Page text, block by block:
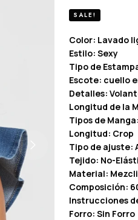
SALE!
Color: Lavado
Estilo: Sexy
Tipo de
Escote: cuello
Detalles:
Longitud de la
Tipos de
Longitud: Crop
Tipo de ajuste:
Tejido: No-
Material:
Composición:
Instrucciones
Forro: Sin Forro